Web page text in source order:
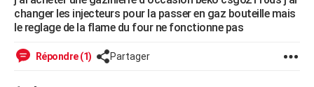
Mobiles
Meilleur smartphone
Internet
Ordinateurs
Jeux vidéo
Guide high-tech
+BRICOLAGE
Forum
Aménagement intérieur
Extérieur
Cuisine
Salle de bains
Jardinage
Rangement
WEEK-END
changer les injecteurs pour la passer en gaz bouteille mais
le reglage de la flame du four ne fonctionne pas
Répondre (1) Partager